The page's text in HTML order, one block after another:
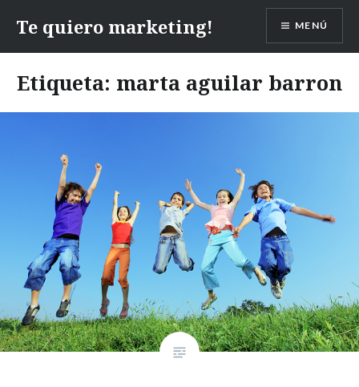
Te quiero marketing! MENÚ
Etiqueta: marta aguilar barron